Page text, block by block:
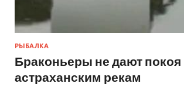
РЫБАЛКА
Браконьеры не дают покоя
астраханским рекам